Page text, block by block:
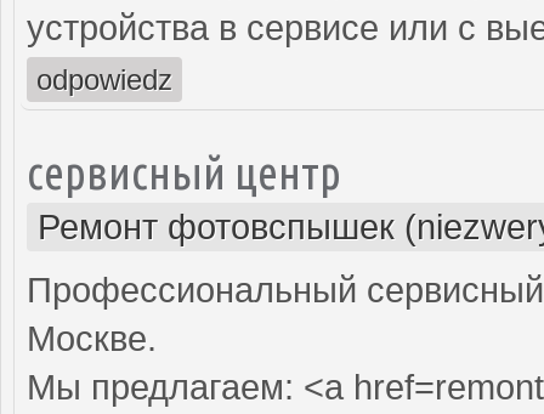
устройства в сервисе или с
odpowiedz
сервисный центр
Ремонт фотовспышек
Профессиональный
Москве.
Мы предлагаем: <a